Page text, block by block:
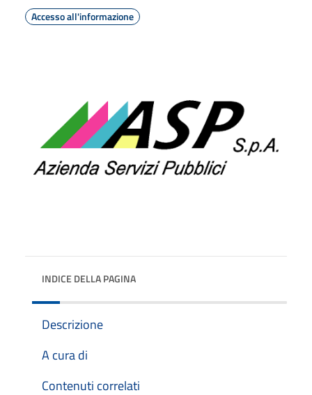
Accesso all'informazione
INDICE DELLA PAGINA
Descrizione
A cura di
Contenuti correlati